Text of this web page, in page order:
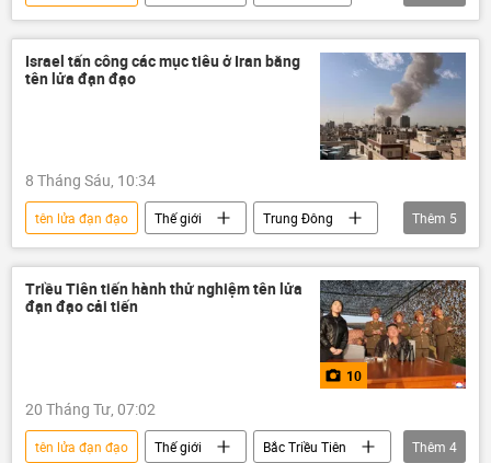
Quân sự
Báo chí thế giới
vũ khí hạt nhân
Hải quân Mỹ
Israel tấn công các mục tiêu ở Iran bằng
tên lửa đạn đạo
8 Tháng Sáu, 10:34
tên lửa đạn đạo Thế giới
Trung Đông
Iran
Xung đột Mỹ-Iran
Leo thang căng thẳng giữa Israel và Iran
Israel
Quân sự
Thêm 5
Triều Tiên tiến hành thử nghiệm tên lửa
đạn đạo cải tiến
10
20 Tháng Tư, 07:02
tên lửa đạn đạo Thế giới
Bắc Triều Tiên
Thêm 4